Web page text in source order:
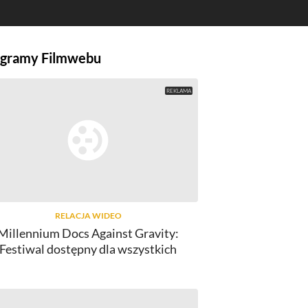
Filmwebu
RELACJA WIDEO
Docs Against Gravity:
Festiwal dostępny dla wszystkich